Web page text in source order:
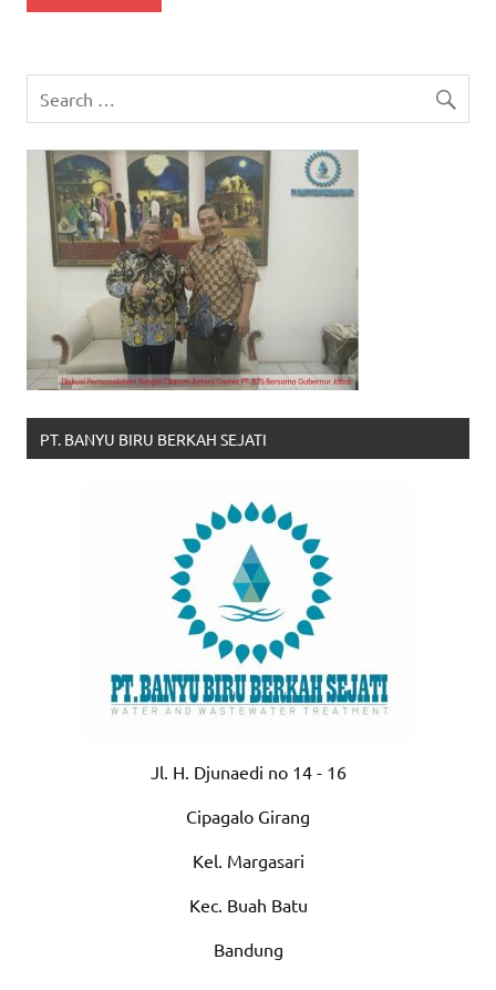
PT. BANYU BIRU BERKAH SEJATI
Jl. H. Djunaedi no 14 - 16
Cipagalo Girang
Kel. Margasari
Kec. Buah Batu
Bandung